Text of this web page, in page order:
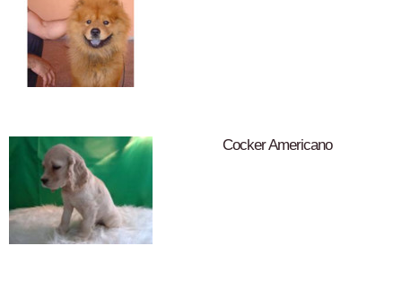
Cocker Americano